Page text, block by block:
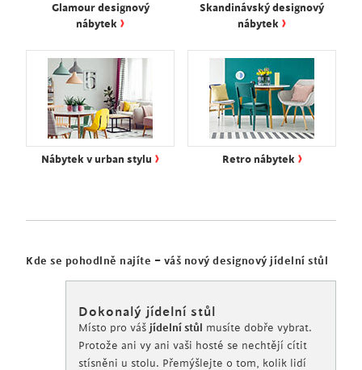
Glamour designový
nábytek ›
Skandinávský designový
nábytek ›
Nábytek v urban stylu › Retro nábytek ›
Kde se pohodlně najíte – váš nový designový jídelní stůl
Dokonalý jídelní stůl
Místo pro váš jídelní stůl musíte dobře vybrat.
Protože ani vy ani vaši hosté se nechtějí cítit
stísněni u stolu. Přemýšlejte o tom, kolik lidí